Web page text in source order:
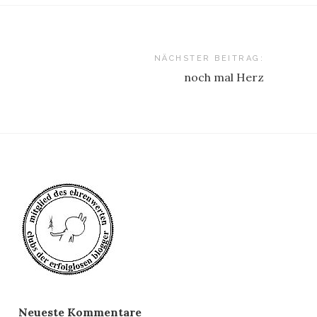
NÄCHSTER BEITRAG:
noch mal Herz
Neueste Kommentare